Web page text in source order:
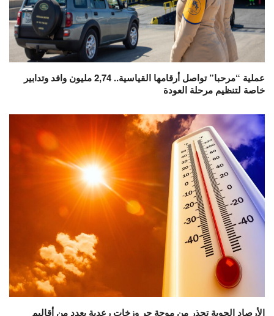
عملية “مرحبا” تواصل أرقامها القياسية.. 2,74 مليون وافد وتدابير
خاصة لتنظيم مرحلة العودة
الأرصاد الجوية تحذر من موجة حر وزخات رعدية بعدد من أقاليم